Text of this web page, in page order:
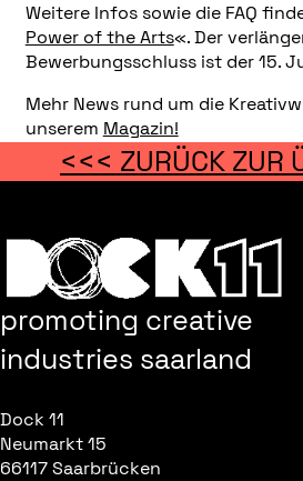
Weitere Infos sowie die FAQ
Power of the Arts«. Der
Bewerbungsschluss ist der 15.
Mehr News rund um die
unserem Magazin!
<<< ZURÜCK ZUR
promoting creative
industries saarland
Dock 11
Neumarkt 15
66117 Saarbrücken